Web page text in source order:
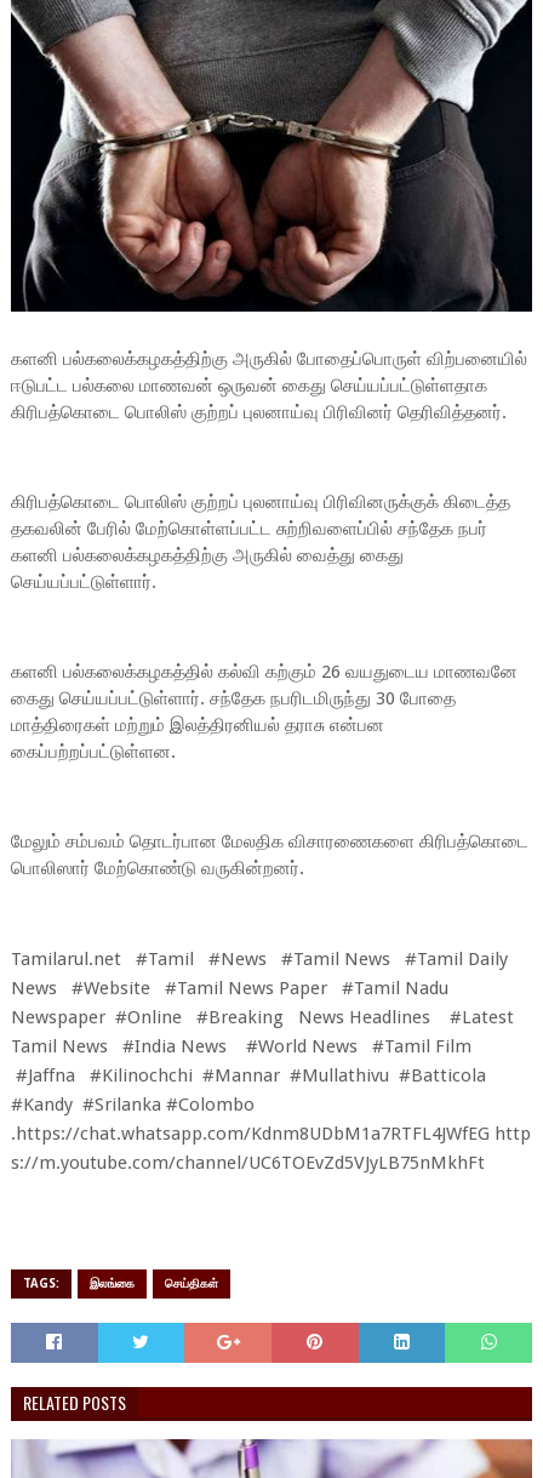
களனி பல்கலைக்கழகத்திற்கு அருகில் போதைப்பொருள் விற்பனையில்
ஈடுபட்ட பல்கலை மாணவன் ஒருவன் கைது செய்யப்பட்டுள்ளதாக
கிரிபத்கொடை பொலிஸ் குற்றப் புலனாய்வு பிரிவினர் தெரிவித்தனர்.
கிரிபத்கொடை பொலிஸ் குற்றப் புலனாய்வு பிரிவினருக்குக் கிடைத்த
தகவலின் பேரில் மேற்கொள்ளப்பட்ட சுற்றிவளைப்பில் சந்தேக நபர்
களனி பல்கலைக்கழகத்திற்கு அருகில் வைத்து கைது
செய்யப்பட்டுள்ளார்.
களனி பல்கலைக்கழகத்தில் கல்வி கற்கும் 26 வயதுடைய மாணவனே
கைது செய்யப்பட்டுள்ளார். சந்தேக நபரிடமிருந்து 30 போதை
மாத்திரைகள் மற்றும் இலத்திரனியல் தராசு என்பன
கைப்பற்றப்பட்டுள்ளன.
மேலும் சம்பவம் தொடர்பான மேலதிக விசாரணைகளை கிரிபத்கொடை
பொலிஸார் மேற்கொண்டு வருகின்றனர்.
Tamilarul.net #Tamil #News #Tamil News #Tamil Daily
News #Website #Tamil News Paper #Tamil Nadu
Newspaper #Online #Breaking News Headlines #Latest
Tamil News #India News #World News #Tamil Film
#Jaffna #Kilinochchi #Mannar #Mullathivu #Batticola
#Kandy #Srilanka #Colombo
.https://chat.whatsapp.com/Kdnm8UDbM1a7RTFL4JWfEG http
s://m.youtube.com/channel/UC6TOEvZd5VJyLB75nMkhFt
TAGS: இலங்கை செய்திகள்
RELATED POSTS